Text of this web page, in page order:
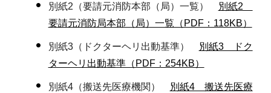
別紙2（要請元消防本部（局）一覧）
別紙2
要請元消防局本部（局）一覧（PDF：118KB）
別紙3（ドクターヘリ出動基準）
別紙3 ドク
ターヘリ出動基準（PDF：254KB）
別紙4（搬送先医療機関）
別紙4 搬送先医療